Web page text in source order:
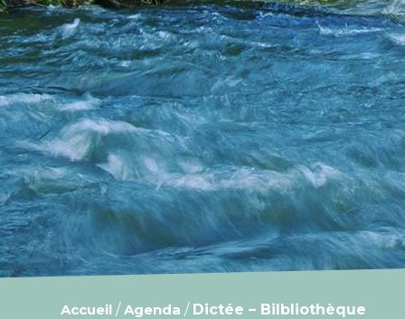
Accueil /Agenda / Dictée – Bilbliothèque